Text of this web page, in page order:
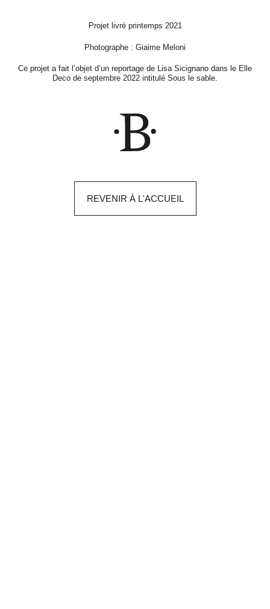
Projet livré printemps 2021
Photographe : Giaime Meloni
Ce projet a fait l’objet d’un reportage de Lisa Sicignano dans le Elle
Deco de septembre 2022 intitulé Sous le sable.
REVENIR À L'ACCUEIL